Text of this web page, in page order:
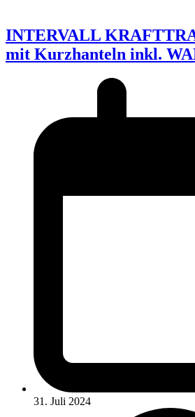
INTERVALL
mit Kurzhanteln inkl.
31. Juli 2024